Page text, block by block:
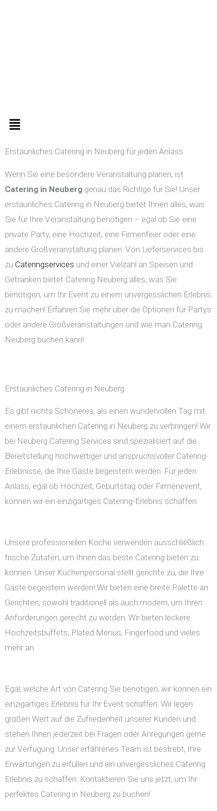
Menü
Erstaunliches Catering in Neuberg für jeden Anlass
Wenn Sie eine besondere Veranstaltung planen, ist
Catering in Neuberg genau das Richtige für Sie! Unser
erstaunliches Catering in Neuberg bietet Ihnen alles, was
Sie für Ihre Veranstaltung benötigen – egal ob Sie eine
private Party, eine Hochzeit, eine Firmenfeier oder eine
andere Großveranstaltung planen. Von Lieferservices bis
zu Cateringservices und einer Vielzahl an Speisen und
Getränken bietet Catering Neuberg alles, was Sie
benötigen, um Ihr Event zu einem unvergesslichen Erlebnis
zu machen! Erfahren Sie mehr über die Optionen für Partys
oder andere Großveranstaltungen und wie man Catering
Neuberg buchen kann!
Erstaunliches Catering in Neuberg
Es gibt nichts Schöneres, als einen wundervollen Tag mit
einem erstaunlichen Catering in Neuberg zu verbringen! Wir
bei Neuberg Catering Services sind spezialisiert auf die
Bereitstellung hochwertiger und anspruchsvoller Catering-
Erlebnisse, die Ihre Gäste begeistern werden. Für jeden
Anlass, egal ob Hochzeit, Geburtstag oder Firmenevent,
können wir ein einzigartiges Catering-Erlebnis schaffen.
Unsere professionellen Köche verwenden ausschließlich
frische Zutaten, um Ihnen das beste Catering bieten zu
können. Unser Küchenpersonal stellt gerichte zu, die Ihre
Gäste begeistern werden! Wir bieten eine breite Palette an
Gerichten, sowohl traditionell als auch modern, um Ihren
Anforderungen gerecht zu werden. Wir bieten leckere
Hochzeitsbuffets, Plated Menüs, Fingerfood und vieles
mehr an.
Egal, welche Art von Catering Sie benötigen, wir können ein
einzigartiges Erlebnis für Ihr Event schaffen. Wir legen
großen Wert auf die Zufriedenheit unserer Kunden und
stehen Ihnen jederzeit bei Fragen oder Anregungen gerne
zur Verfügung. Unser erfahrenes Team ist bestrebt, Ihre
Erwartungen zu erfüllen und ein unvergessliches Catering
Erlebnis zu schaffen. Kontaktieren Sie uns jetzt, um Ihr
perfektes Catering in Neuberg zu buchen!